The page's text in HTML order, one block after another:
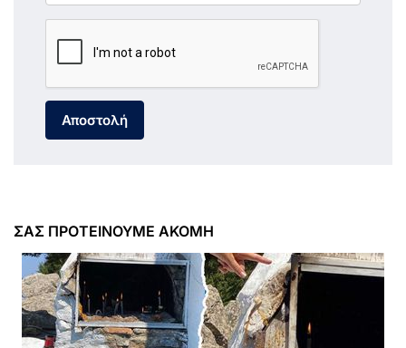
Αποστολή
ΣΑΣ ΠΡΟΤΕΙΝΟΥΜΕ ΑΚΟΜΗ